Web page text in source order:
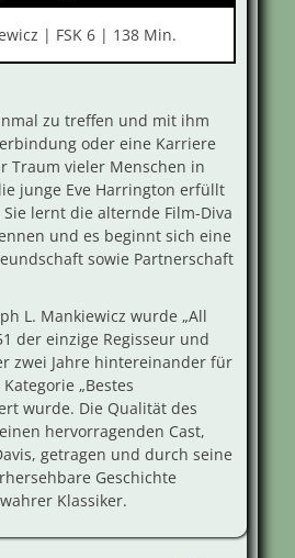
| FSK 6 | 138 Min.
zu treffen und mit ihm
oder eine Karriere
Traum vieler Menschen in
junge Eve Harrington erfüllt
lernt die alternde Film-Diva
und es beginnt sich eine
sowie Partnerschaft
L. Mankiewicz wurde „All
der einzige Regisseur und
zwei Jahre hintereinander für
„Bestes
wurde. Die Qualität des
hervorragenden Cast,
getragen und durch seine
Geschichte
Klassiker.